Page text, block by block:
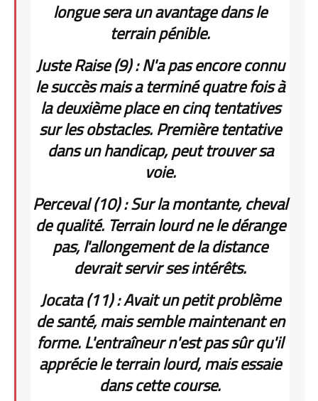
longue sera un avantage dans le
terrain pénible.
Juste Raise (9) : N'a pas encore connu
le succès mais a terminé quatre fois à
la deuxième place en cinq tentatives
sur les obstacles. Première tentative
dans un handicap, peut trouver sa
voie.
Perceval (10) : Sur la montante, cheval
de qualité. Terrain lourd ne le dérange
pas, l'allongement de la distance
devrait servir ses intérêts.
Jocata (11) : Avait un petit problème
de santé, mais semble maintenant en
forme. L'entraîneur n'est pas sûr qu'il
apprécie le terrain lourd, mais essaie
dans cette course.